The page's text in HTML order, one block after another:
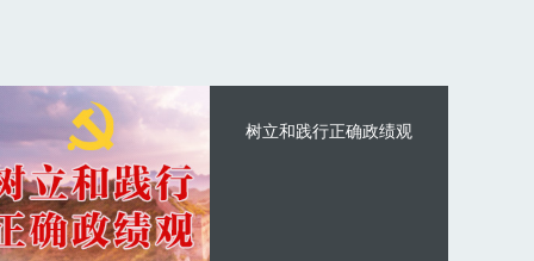
树立和践行正确政绩观